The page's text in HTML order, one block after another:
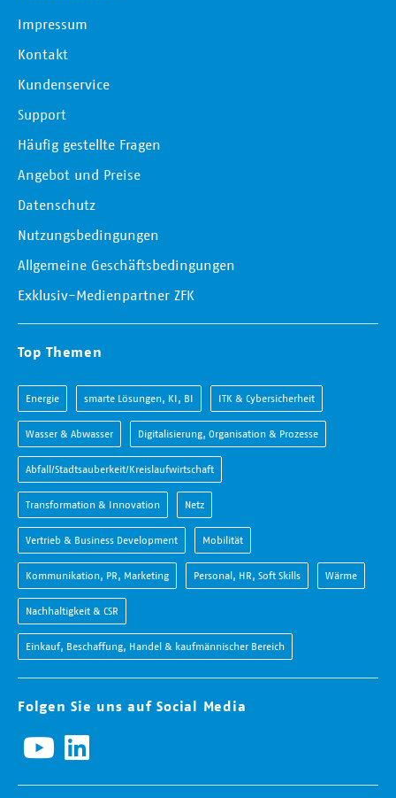
Impressum
Kontakt
Kundenservice
Support
Häufig gestellte Fragen
Angebot und Preise
Datenschutz
Nutzungsbedingungen
Allgemeine Geschäftsbedingungen
Exklusiv-Medienpartner ZFK
Top Themen
Energie smarte Lösungen, KI, BI ITK & Cybersicherheit
Wasser & Abwasser Digitalisierung, Organisation & Prozesse
Abfall/Stadtsauberkeit/Kreislaufwirtschaft
Transformation & Innovation Netz
Vertrieb & Business Development Mobilität
Kommunikation, PR, Marketing Personal, HR, Soft Skills Wärme
Nachhaltigkeit & CSR
Einkauf, Beschaffung, Handel & kaufmännischer Bereich
Folgen Sie uns auf Social Media